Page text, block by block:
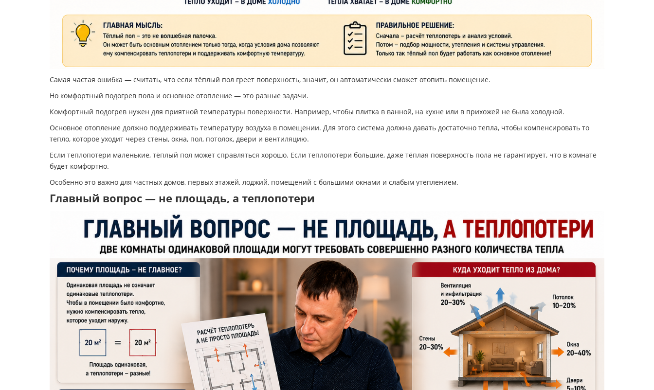
Самая частая ошибка — считать, что если тёплый пол греет поверхность, значит, он автоматически сможет отопить помещение.
Но комфортный подогрев пола и основное отопление — это разные задачи.
Комфортный подогрев нужен для приятной температуры поверхности. Например, чтобы плитка в ванной, на кухне или в прихожей не была холодной.
Основное отопление должно поддерживать температуру воздуха в помещении. Для этого система должна давать достаточно тепла, чтобы компенсировать то
тепло, которое уходит через стены, окна, пол, потолок, двери и вентиляцию.
Если теплопотери маленькие, тёплый пол может справляться хорошо. Если теплопотери большие, даже тёплая поверхность пола не гарантирует, что в комнате
будет комфортно.
Особенно это важно для частных домов, первых этажей, лоджий, помещений с большими окнами и слабым утеплением.
Главный вопрос — не площадь, а теплопотери